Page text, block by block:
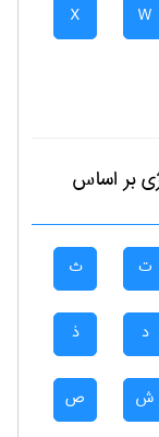
W
X
بر اساس
ت ث
د ذ
ش ص